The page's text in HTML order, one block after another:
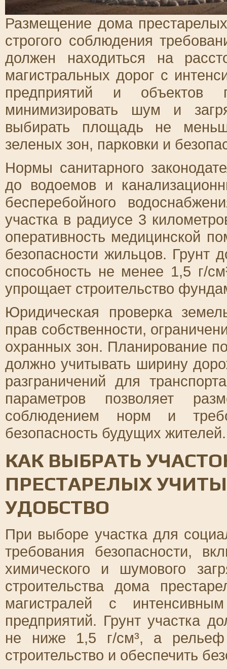
Размещение дома
строгого соблюдения
должен находиться на
магистральных дорог с
предприятий и объектов
минимизировать шум и
выбирать площадь не
зеленых зон, парковки и
Нормы санитарного
до водоемов и
бесперебойного
участка в радиусе 3
оперативность медицинской
безопасности жильцов.
способность не менее 1,5 г/
упрощает строительство
Юридическая проверка
прав собственности,
охранных зон. Планирование
должно учитывать ширину
разграничений для
параметров позволяет
соблюдением норм и
безопасность будущих жителей.
КАК ВЫБРАТЬ
ПРЕСТАРЕЛЫХ
УДОБСТВО
При выборе участка для
требования безопасности,
химического и шумового
строительства дома
магистралей с
предприятий. Грунт участка
не ниже 1,5 г/см³, а
строительство и обеспечить